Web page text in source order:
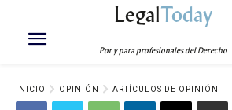
LegalToday
Por y para profesionales del Derecho
INICIO OPINIÓN ARTÍCULOS DE OPINIÓN